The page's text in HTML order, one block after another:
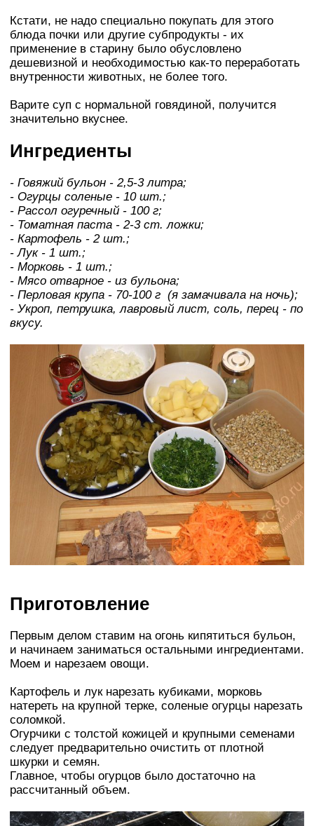
Кстати, не надо специально покупать для этого
блюда почки или другие субпродукты - их
применение в старину было обусловлено
дешевизной и необходимостью как-то переработать
внутренности животных, не более того.
Варите суп с нормальной говядиной, получится
значительно вкуснее.
Ингредиенты
- Говяжий бульон - 2,5-3 литра;
- Огурцы соленые - 10 шт.;
- Рассол огуречный - 100 г;
- Томатная паста - 2-3 ст. ложки;
- Картофель - 2 шт.;
- Лук - 1 шт.;
- Морковь - 1 шт.;
- Мясо отварное - из бульона;
- Перловая крупа - 70-100 г (я замачивала на ночь);
- Укроп, петрушка, лавровый лист, соль, перец - по
вкусу.
Приготовление
Первым делом ставим на огонь кипятиться бульон,
и начинаем заниматься остальными ингредиентами.
Моем и нарезаем овощи.
Картофель и лук нарезать кубиками, морковь
натереть на крупной терке, соленые огурцы нарезать
соломкой.
Огурчики с толстой кожицей и крупными семенами
следует предварительно очистить от плотной
шкурки и семян.
Главное, чтобы огурцов было достаточно на
рассчитанный объем.